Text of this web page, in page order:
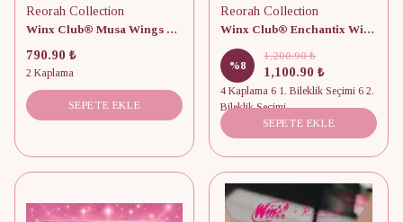
Reorah Collection
Winx Club® Musa Wings Kolye
790.90 ₺
2 Kaplama
SEPETE EKLE
Reorah Collection
Winx Club® Enchantix Wings Boncuklu Mıknatıslı Arkadaşlık Bilekliği
%8
1,200.90 ₺
1,100.90 ₺
4 Kaplama 6 1. Bileklik Seçimi 6 2.
Bileklik Seçimi
SEPETE EKLE